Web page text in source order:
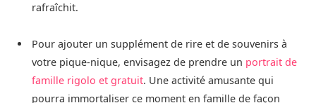
rafraîchit.
Pour ajouter un supplément de rire et de souvenirs à
votre pique-nique, envisagez de prendre un portrait de
famille rigolo et gratuit. Une activité amusante qui
pourra immortaliser ce moment en famille de façon